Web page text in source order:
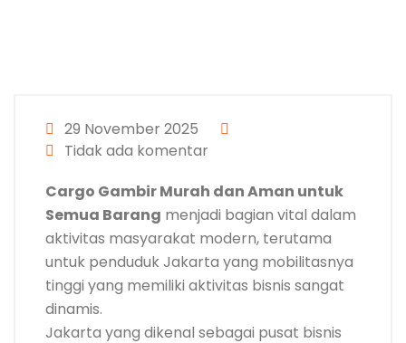
29 November 2025
Tidak ada komentar
Cargo Gambir Murah dan Aman untuk
Semua Barang menjadi bagian vital dalam
aktivitas masyarakat modern, terutama
untuk penduduk Jakarta yang mobilitasnya
tinggi yang memiliki aktivitas bisnis sangat
dinamis.
Jakarta yang dikenal sebagai pusat bisnis